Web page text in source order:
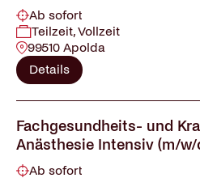
Ab sofort
Teilzeit, Vollzeit
99510 Apolda
Details
Fachgesundheits- und
Anästhesie Intensiv (m/w/
Ab sofort